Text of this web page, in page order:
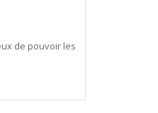
de pouvoir les